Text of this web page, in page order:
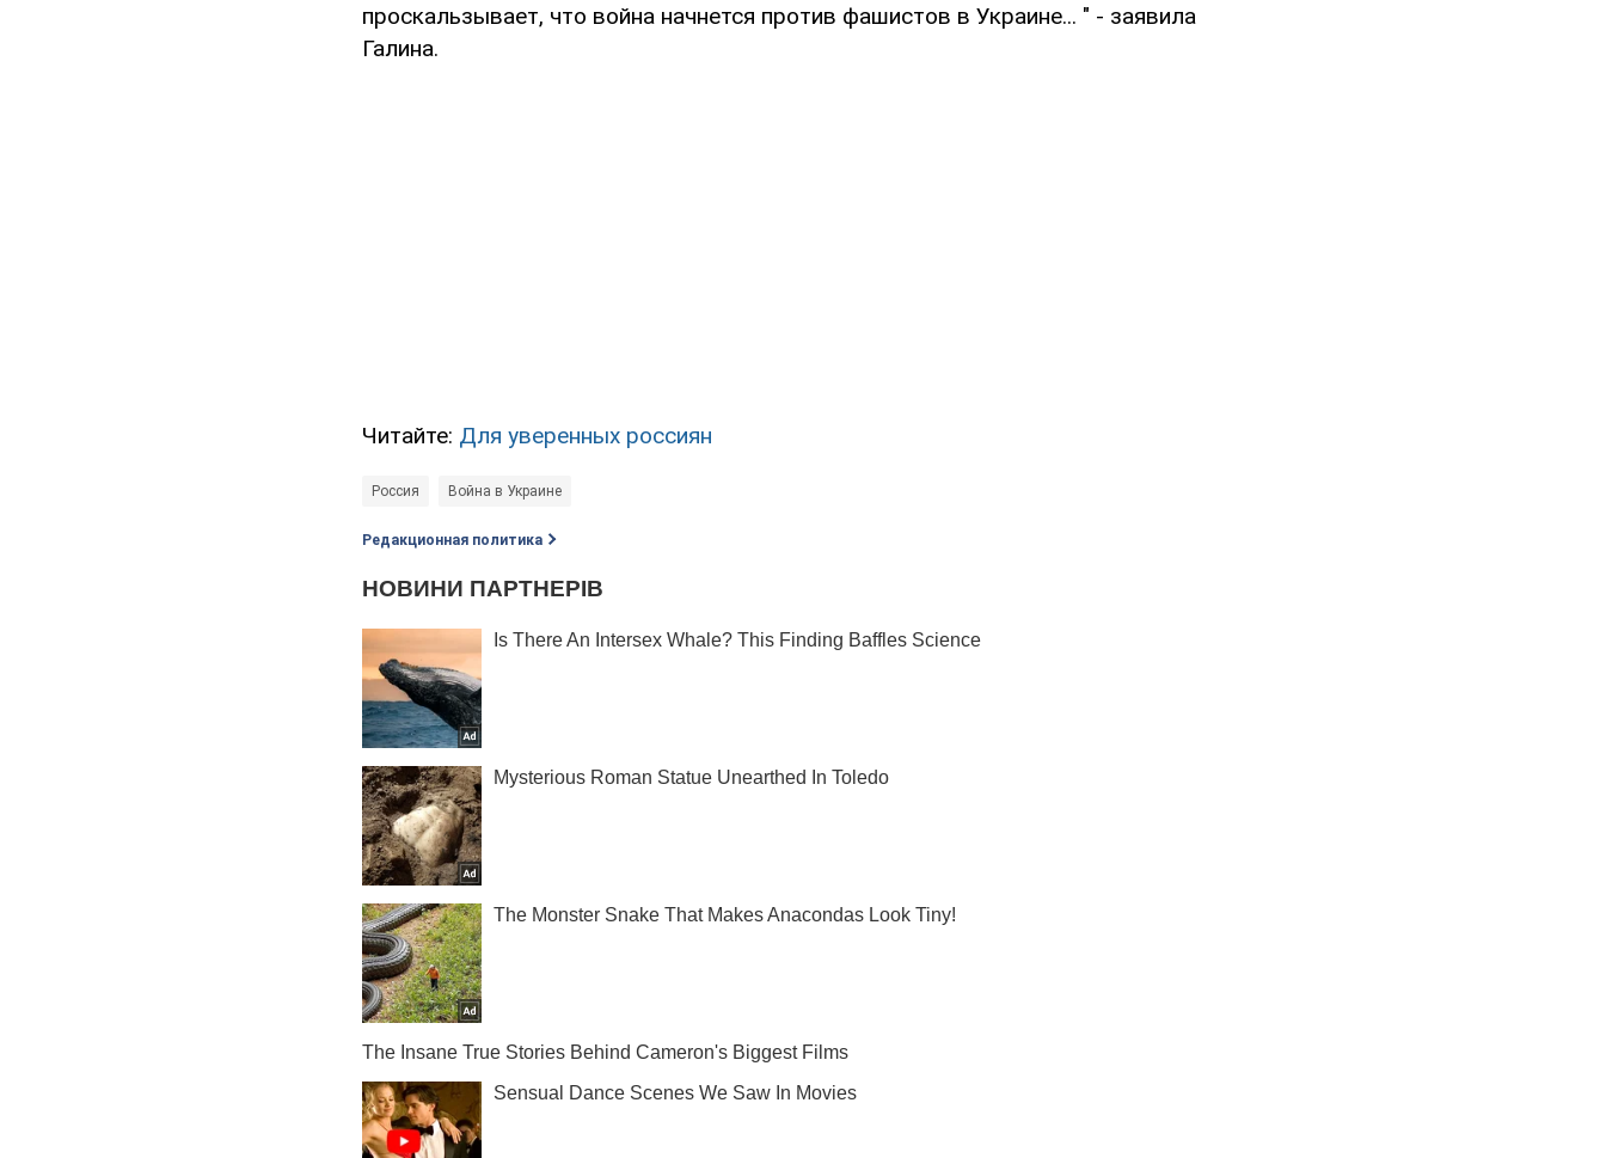
проскальзывает, что война начнется против фашистов в Украине... " - заявила
Галина.
Читайте: Для уверенных россиян
Россия Война в Украине
Редакционная политика